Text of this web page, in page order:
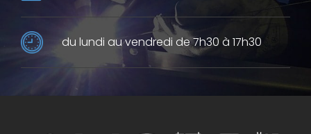
du lundi au vendredi de 7h30 à 17h30